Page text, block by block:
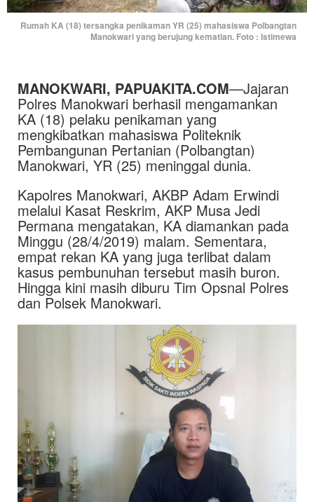
Rumah KA (18) tersangka penikaman YR (25) mahasiswa Polbangtan
Manokwari yang berujung kematian. Foto : Istimewa
MANOKWARI, PAPUAKITA.COM—Jajaran
Polres Manokwari berhasil mengamankan
KA (18) pelaku penikaman yang
mengkibatkan mahasiswa Politeknik
Pembangunan Pertanian (Polbangtan)
Manokwari, YR (25) meninggal dunia.
Kapolres Manokwari, AKBP Adam Erwindi
melalui Kasat Reskrim, AKP Musa Jedi
Permana mengatakan, KA diamankan pada
Minggu (28/4/2019) malam. Sementara,
empat rekan KA yang juga terlibat dalam
kasus pembunuhan tersebut masih buron.
Hingga kini masih diburu Tim Opsnal Polres
dan Polsek Manokwari.